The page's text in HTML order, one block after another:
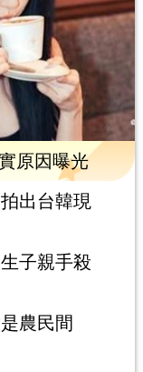
原因曝光
出台韓現
子親手殺
農民間